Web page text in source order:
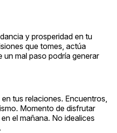
y prosperidad en tu
que tomes, actúa
un mal paso podría generar
tus relaciones. Encuentros,
Momento de disfrutar
el mañana. No idealices